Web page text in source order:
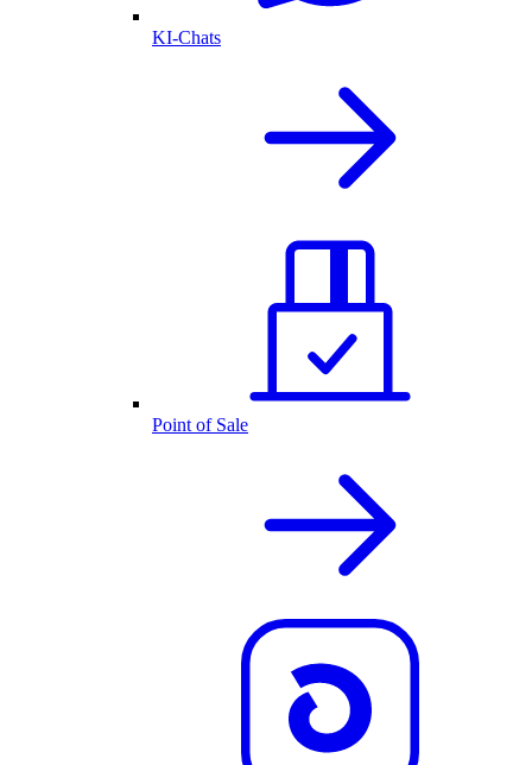
KI-Chats
Point of Sale